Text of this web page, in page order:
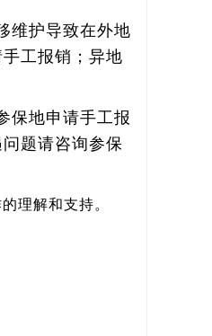
维护导致在外地
工报销；异地
保地申请手工报
题请咨询参保
理解和支持。